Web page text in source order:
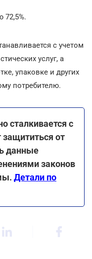
72,5%.
с учетом
услуг, а
упаковке и других
потребителю.
сталкивается с
от
данные
законов
Детали по